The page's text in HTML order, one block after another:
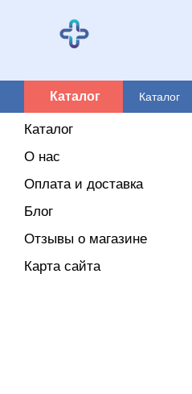
Каталог Каталог
Каталог
О нас
Оплата и доставка
Блог
Отзывы о магазине
Карта сайта